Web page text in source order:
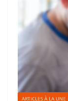
ARTICLES À LA UNE